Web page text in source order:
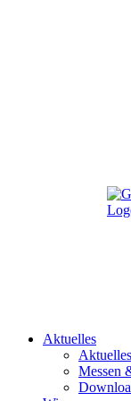
Aktuelles
Aktuelles
Messen